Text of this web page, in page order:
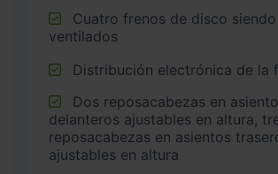
ventilados
Distribución electrónica de la
delanteros ajustables en altura,
reposacabezas en asientos
ajustables en altura